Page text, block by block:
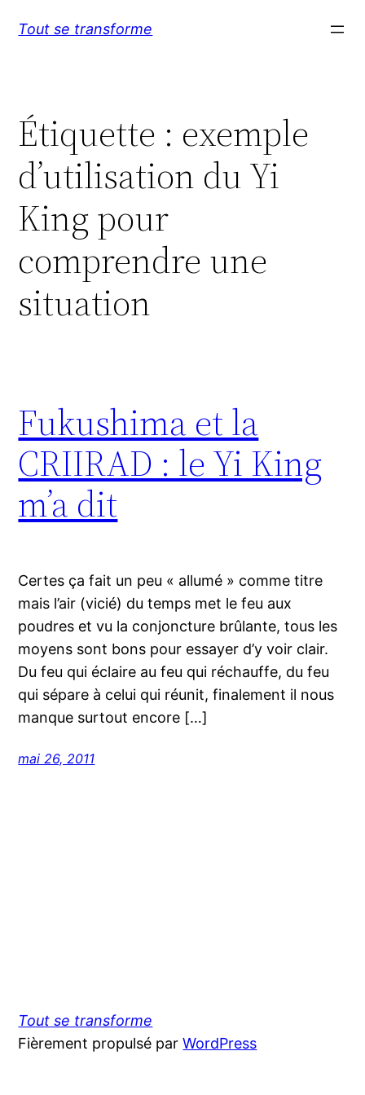
Tout se transforme
Étiquette : exemple
d’utilisation du Yi
King pour
comprendre une
situation
Fukushima et la
CRIIRAD : le Yi King
m’a dit
Certes ça fait un peu « allumé » comme titre
mais l’air (vicié) du temps met le feu aux
poudres et vu la conjoncture brûlante, tous les
moyens sont bons pour essayer d’y voir clair.
Du feu qui éclaire au feu qui réchauffe, du feu
qui sépare à celui qui réunit, finalement il nous
manque surtout encore […]
mai 26, 2011
Tout se transforme
Fièrement propulsé parWordPress